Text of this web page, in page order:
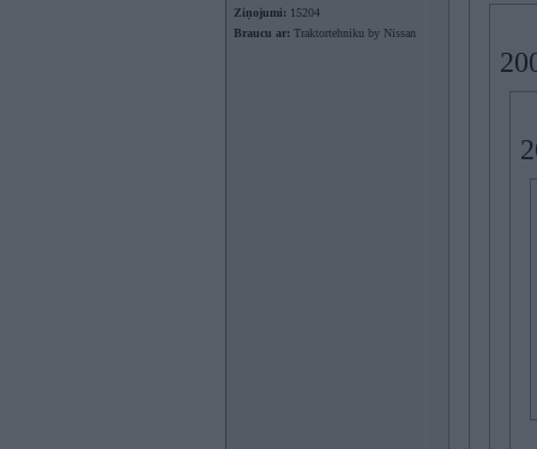
Ziņojumi: 15204
Braucu ar: Traktortehniku by Nissan